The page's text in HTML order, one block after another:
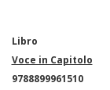
Libro
Voce in Capitolo
9788899961510